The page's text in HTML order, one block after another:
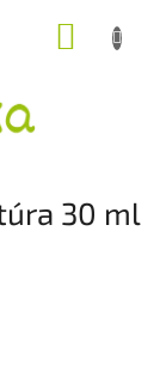
30 ml